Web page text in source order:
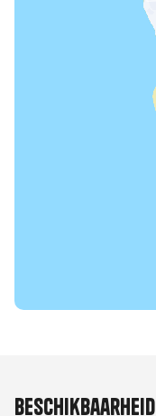
Beschikbaarheid